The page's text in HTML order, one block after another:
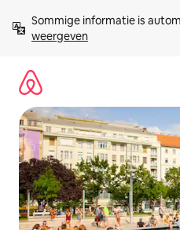
direct
naar
Sommige informatie is
weergeven